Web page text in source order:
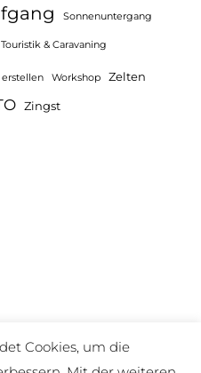
Sonnenuntergang
Touristik & Caravaning
Workshop Zelten
Zingst
Cookies, um die